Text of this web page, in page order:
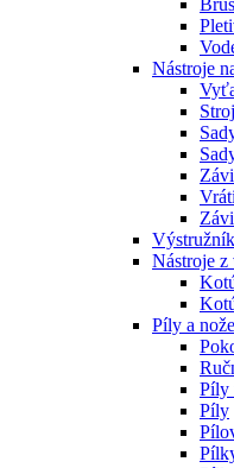
Nástroje
Výstružník
Nástroje z
Píly a nože
Píly
Píly